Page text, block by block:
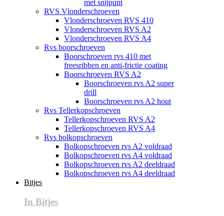
met snijpunt
RVS Vlonderschroeven
Vlonderschroeven RVS 410
Vlonderschroeven RVS A2
Vlonderschroeven RVS A4
Rvs boorschroeven
Boorschroeven rvs 410 met
freesribben en anti-frictie coating
Boorschroeven RVS A2
Boorschroeven rvs A2 super
drill
Boorschroeven rvs A2 hout
Rvs Tellerkopschroeven
Tellerkopschroeven RVS A2
Tellerkopschroeven RVS A4
Rvs bolkopschroeven
Bolkopschroeven rvs A2 voldraad
Bolkopschroeven rvs A4 voldraad
Bolkopschroeven rvs A2 deeldraad
Bolkopschroeven rvs A4 deeldraad
Bitjes
In Bitjes